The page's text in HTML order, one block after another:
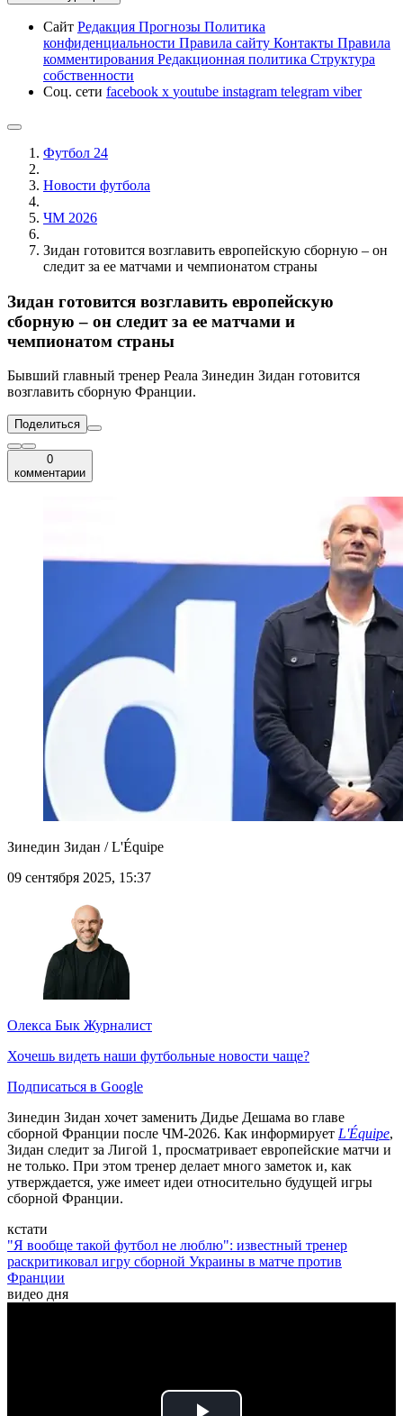
Сайт Редакция Прогнозы Политика
конфиденциальности Правила сайту Контакты Правила
комментирования Редакционная политика Структура
собственности
Соц. сети facebook x youtube instagram telegram viber
Футбол 24
Новости футбола
ЧМ 2026
Зидан готовится возглавить европейскую сборную – он
следит за ее матчами и чемпионатом страны
Зидан готовится возглавить европейскую
сборную – он следит за ее матчами и
чемпионатом страны
Бывший главный тренер Реала Зинедин Зидан готовится
возглавить сборную Франции.
Поделиться
0
комментарии
Зинедин Зидан / L'Équipe
09 сентября 2025, 15:37
Олекса Бык Журналист
Хочешь видеть наши футбольные новости чаще?
Подписаться в Google
Зинедин Зидан хочет заменить Дидье Дешама во главе
сборной Франции после ЧМ-2026. Как информирует L'Équipe,
Зидан следит за Лигой 1, просматривает европейские матчи и
не только. При этом тренер делает много заметок и, как
утверждается, уже имеет идеи относительно будущей игры
сборной Франции.
кстати
"Я вообще такой футбол не люблю": известный тренер
раскритиковал игру сборной Украины в матче против
Франции
видео дня